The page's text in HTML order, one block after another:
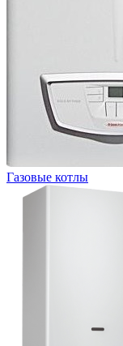
Газовые котлы